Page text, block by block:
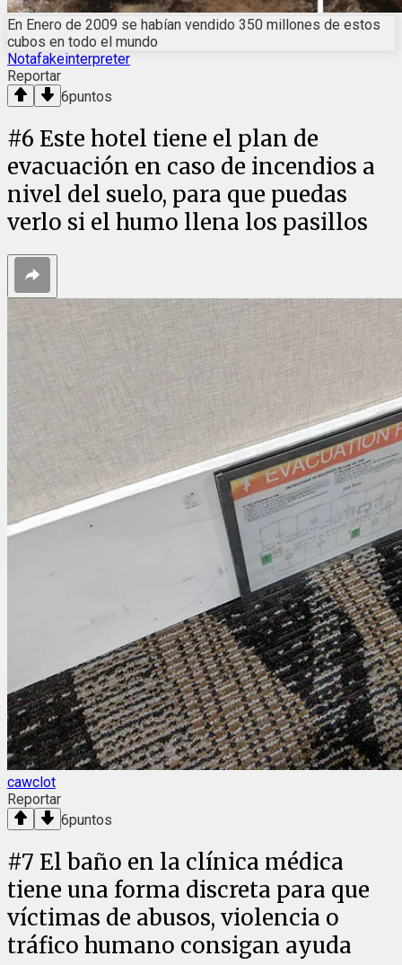
En Enero de 2009 se habían vendido 350 millones de estos
cubos en todo el mundo
Notafakeinterpreter
Reportar
6puntos
#6 Este hotel tiene el plan de
evacuación en caso de incendios a
nivel del suelo, para que puedas
verlo si el humo llena los pasillos
cawclot
Reportar
6puntos
#7 El baño en la clínica médica
tiene una forma discreta para que
víctimas de abusos, violencia o
tráfico humano consigan ayuda